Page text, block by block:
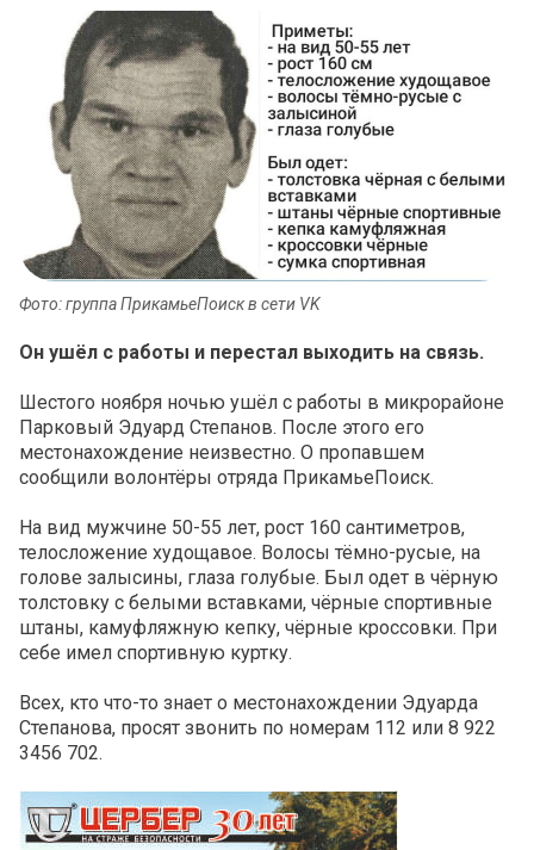
Фото: группа ПрикамьеПоиск в сети VK
Он ушёл с работы и перестал выходить на связь.
Шестого ноября ночью ушёл с работы в микрорайоне
Парковый Эдуард Степанов. После этого его
местонахождение неизвестно. О пропавшем
сообщили волонтёры отряда ПрикамьеПоиск.
На вид мужчине 50-55 лет, рост 160 сантиметров,
телосложение худощавое. Волосы тёмно-русые, на
голове залысины, глаза голубые. Был одет в чёрную
толстовку с белыми вставками, чёрные спортивные
штаны, камуфляжную кепку, чёрные кроссовки. При
себе имел спортивную куртку.
Всех, кто что-то знает о местонахождении Эдуарда
Степанова, просят звонить по номерам 112 или 8 922
3456 702.